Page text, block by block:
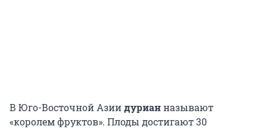
В Юго-Восточной Азиидурианназывают
«королем фруктов». Плоды достигают 30